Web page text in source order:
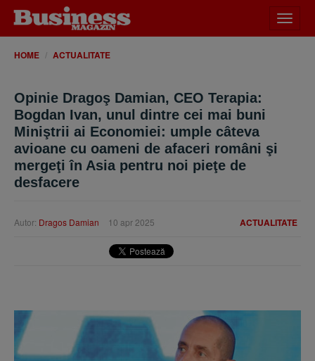
meniu
HOME ACTUALITATE
Opinie Dragoş Damian, CEO Terapia:
Bogdan Ivan, unul dintre cei mai buni
Miniştrii ai Economiei: umple câteva
avioane cu oameni de afaceri români şi
mergeţi în Asia pentru noi pieţe de
desfacere
ACTUALITATE
Autor: Dragos Damian 10 apr 2025